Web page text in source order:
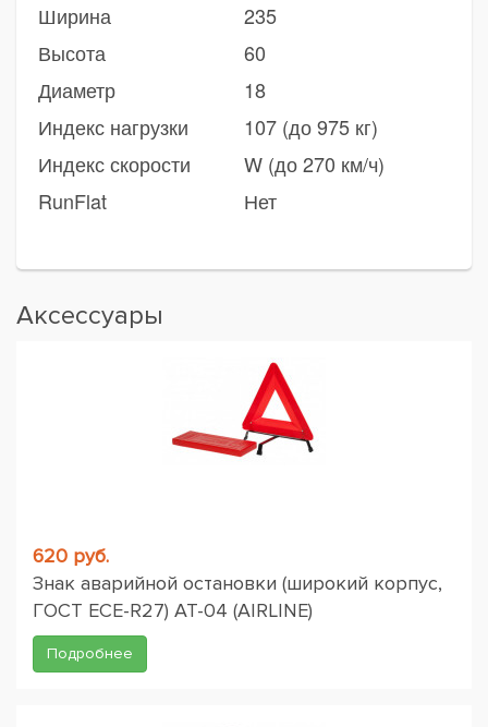
Ширина
235
Высота
60
Диаметр
18
Индекс нагрузки
107 (до 975 кг)
Индекс скорости
W (до 270 км/ч)
RunFlat
Нет
Аксессуары
620 руб.
Знак аварийной остановки (широкий корпус,
ГОСТ ЕСЕ-R27) AT-04 (AIRLINE)
Подробнее